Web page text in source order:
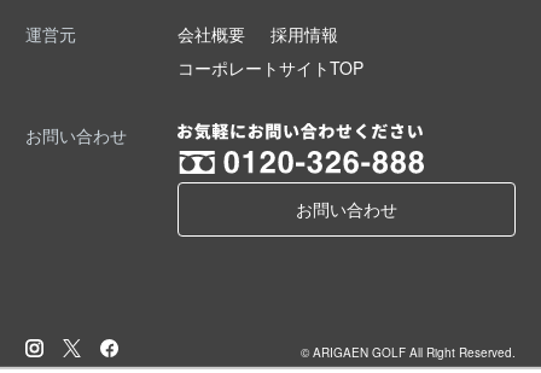
運営元 会社概要
採用情報
コーポレートサイトTOP
お問い合わせ
お問い合わせ
© ARIGAEN GOLF All Right Reserved.